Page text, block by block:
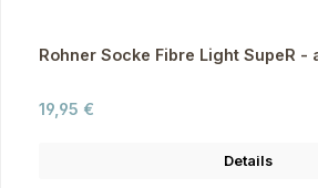
Rohner Socke Fibre Light SupeR
Regulärer Preis:
19,95 €
Details